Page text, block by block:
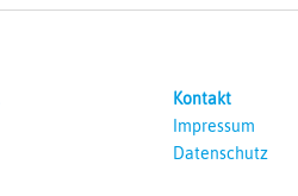
Kontakt
Impressum
Datenschutz